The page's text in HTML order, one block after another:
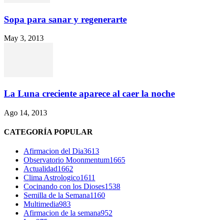
Sopa para sanar y regenerarte
May 3, 2013
La Luna creciente aparece al caer la noche
Ago 14, 2013
CATEGORÍA POPULAR
Afirmacion del Dia3613
Observatorio Moonmentum1665
Actualidad1662
Clima Astrologico1611
Cocinando con los Dioses1538
Semilla de la Semana1160
Multimedia983
Afirmacion de la semana952